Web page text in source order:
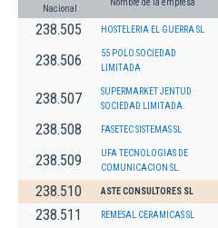
Nacional
Nombre de la empresa
238.505 HOSTELERIA EL GUERRA SL
238.506
55 POLO SOCIEDAD
LIMITADA
238.507
SUPERMARKET JENTUD
SOCIEDAD LIMITADA.
238.508 FASETEC SISTEMAS SL
238.509
UFA TECNOLOGIAS DE
COMUNICACION SL.
238.510 ASTE CONSULTORES SL
238.511 REMESAL CERAMICAS SL